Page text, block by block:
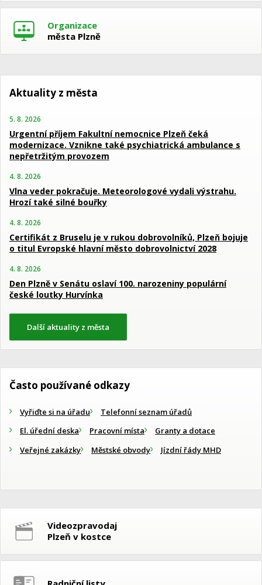
Organizace
města Plzně
Aktuality z města
5. 8. 2026
Urgentní příjem Fakultní nemocnice Plzeň čeká
modernizace. Vznikne také psychiatrická ambulance s
nepřetržitým provozem
4. 8. 2026
Vlna veder pokračuje. Meteorologové vydali výstrahu.
Hrozí také silné bouřky
4. 8. 2026
Certifikát z Bruselu je v rukou dobrovolníků, Plzeň bojuje
o titul Evropské hlavní město dobrovolnictví 2028
4. 8. 2026
Den Plzně v Senátu oslaví 100. narozeniny populární
české loutky Hurvínka
Další aktuality z města
Často používané odkazy
Vyřiďte si na úřadu
Telefonní seznam úřadů
El. úřední deska
Pracovní místa
Granty a dotace
Veřejné zakázky
Městské obvody Jízdní řády MHD
Videozpravodaj
Plzeň v kostce